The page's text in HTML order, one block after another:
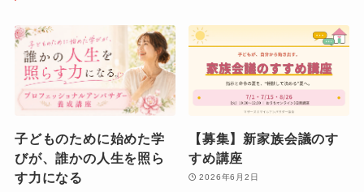
子どものために始めた学
びが、誰かの人生を照ら
す力になる
【募集】新家族会議のす
すめ講座
2026年6月2日